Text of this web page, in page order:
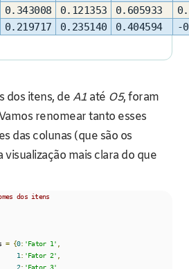
0.343008 0.121353 0.605933
0.219717 0.235140 0.404594 -
dos itens, de A1 até O5, foram
renomear tanto esses
das colunas (que são os
mais clara do que
dos itens
= {0: 'Fator 1'
1 : 'Fator 2'
2: 'Fator 3'